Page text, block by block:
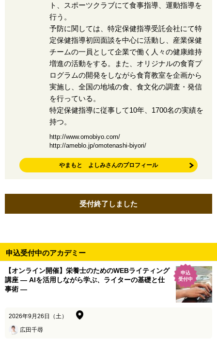
ト、スポーツクラブにて食事指導、運動指導を
行う。
予防に関しては、特定保健指導受託会社にて特
定保健指導初回面談を中心に活動し、産業保健
チームの一員として企業で働く人々の健康維持
増進の活動をする。また、オリジナルの食育プ
ログラムの開発をしながら食育教室を企画から
実施し、全国の地域の食、食文化の調査・発信
を行っている。
特定保健指導に従事して10年、1700名の実績を
持つ。
http://www.omobiyo.com/
http://ameblo.jp/omotenashi-biyori/
やまもと よしみさんのプロフィール
受付終了しました
申込受付中のアカデミー
【オンライン開催】栄養士のためのWEBライティング
講座 ― AIを活用しながら学ぶ、ライターの基礎と仕
事術 ―
申込
受付中
2026年9月26日（土）
広田千尋